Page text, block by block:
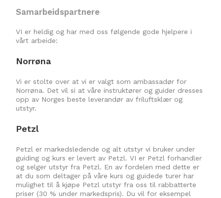
Samarbeidspartnere
VI er heldig og har med oss følgende gode hjelpere i
vårt arbeide:
Norrøna
Vi er stolte over at vi er valgt som ambassadør for
Norrøna. Det vil si at våre instruktører og guider dresses
opp av Norges beste leverandør av friluftsklær og
utstyr.
Petzl
Petzl er markedsledende og alt utstyr vi bruker under
guiding og kurs er levert av Petzl. VI er Petzl forhandler
og selger utstyr fra Petzl. En av fordelen med dette er
at du som deltager på våre kurs og guidede turer har
mulighet til å kjøpe Petzl utstyr fra oss til rabbatterte
priser (30 % under markedspris). Du vil for eksempel